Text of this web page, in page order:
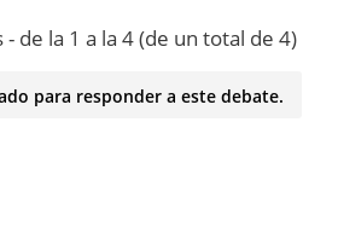
de la 1 a la 4 (de un total de 4)
para responder a este debate.